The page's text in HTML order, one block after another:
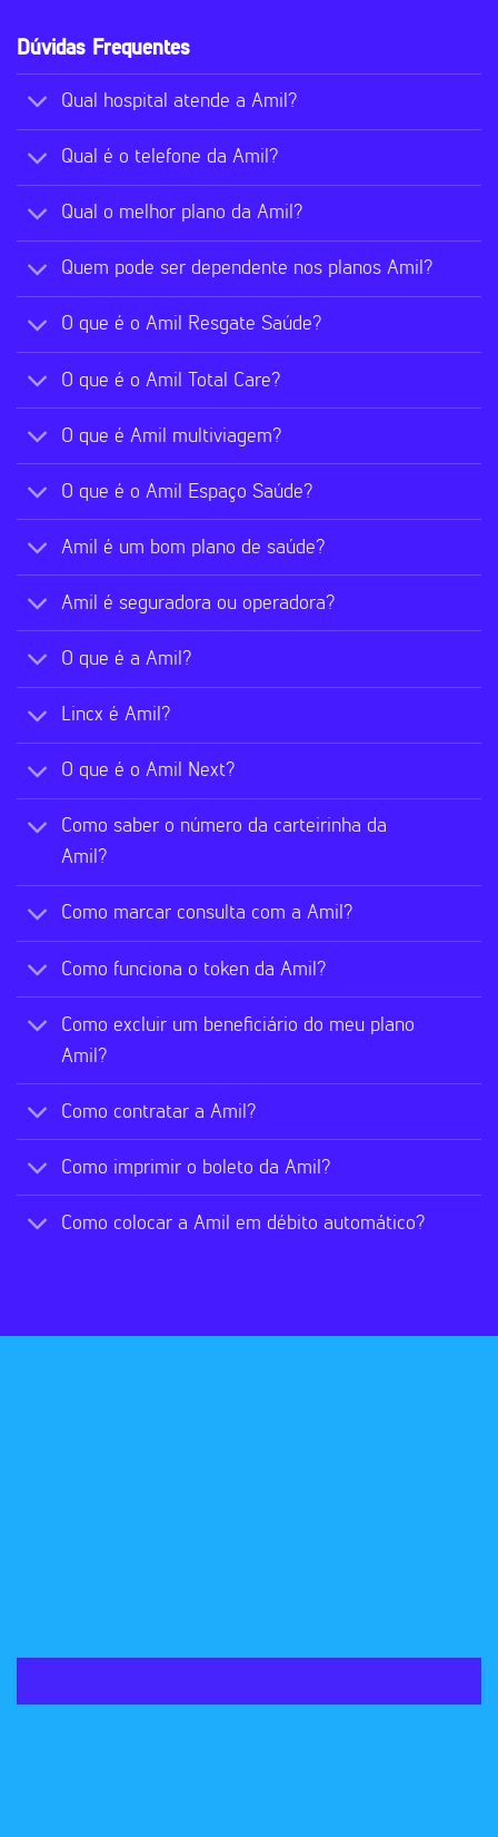
Dúvidas Frequentes
Qual hospital atende a Amil?
Qual é o telefone da Amil?
Qual o melhor plano da Amil?
Quem pode ser dependente nos planos Amil?
O que é o Amil Resgate Saúde?
O que é o Amil Total Care?
O que é Amil multiviagem?
O que é o Amil Espaço Saúde?
Amil é um bom plano de saúde?
Amil é seguradora ou operadora?
O que é a Amil?
Lincx é Amil?
O que é o Amil Next?
Como saber o número da carteirinha da
Amil?
Como marcar consulta com a Amil?
Como funciona o token da Amil?
Como excluir um beneficiário do meu plano
Amil?
Como contratar a Amil?
Como imprimir o boleto da Amil?
Como colocar a Amil em débito automático?